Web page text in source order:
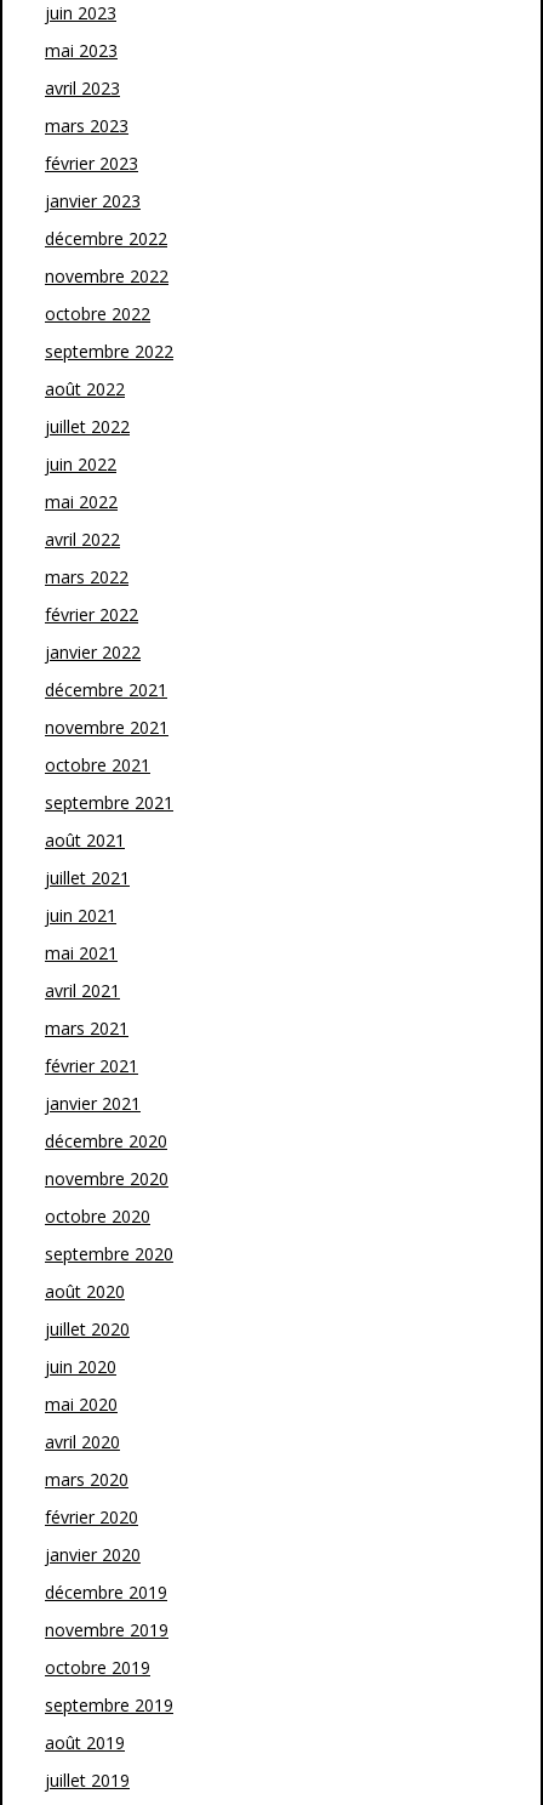
juin 2023
mai 2023
avril 2023
mars 2023
février 2023
janvier 2023
décembre 2022
novembre 2022
octobre 2022
septembre 2022
août 2022
juillet 2022
juin 2022
mai 2022
avril 2022
mars 2022
février 2022
janvier 2022
décembre 2021
novembre 2021
octobre 2021
septembre 2021
août 2021
juillet 2021
juin 2021
mai 2021
avril 2021
mars 2021
février 2021
janvier 2021
décembre 2020
novembre 2020
octobre 2020
septembre 2020
août 2020
juillet 2020
juin 2020
mai 2020
avril 2020
mars 2020
février 2020
janvier 2020
décembre 2019
novembre 2019
octobre 2019
septembre 2019
août 2019
juillet 2019